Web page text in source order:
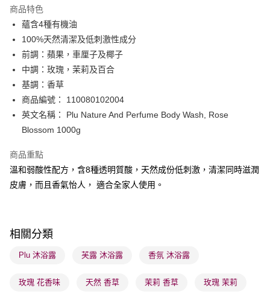
PayMe
WeChat Pay
BoC Pay
送貨方式
順豐自助櫃 - 確認發貨後1-3個工作天送達
每筆HK$65.00，滿HK$300.00或以上免運費
順豐站及營業點 - 確認發貨後1-3個工作天送達
每筆HK$65.00，滿HK$300.00或以上免運費
取。逾期會取消訂單，並不會安排重寄
每筆HK$20.00，滿HK$100.00或以上免運費
商品特色
蘊含4種有機油
100%天然清潔及低刺激性成分
前調：蘋果，車厘子及椰子
中調：玫瑰，茉莉及百合
基調：香草
商品編號： 110080102004
英文名稱： Plu Nature And Perfume Body Wash, Rose
Blossom 1000g
商品重點
溫和弱酸性配方，含8種透明質酸，天然成份低刺激，清潔同時滋潤
皮膚，而且香氣怡人， 適合全家人使用。
相關分類
Plu 沐浴露 芙露 沐浴露 香氛 沐浴露
玫瑰 花香味 天然 香草 茉莉 香草 玫瑰 茉莉